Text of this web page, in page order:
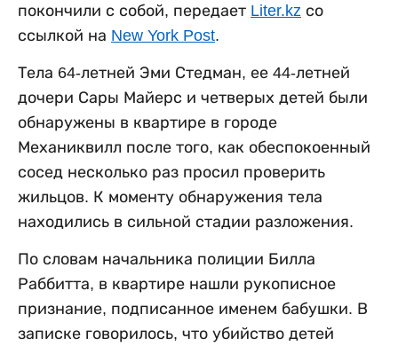
покончили с собой, передает Liter.kz со
ссылкой на New York Post.
Тела 64-летней Эми Стедман, ее 44-летней
дочери Сары Майерс и четверых детей были
обнаружены в квартире в городе
Механиквилл после того, как обеспокоенный
сосед несколько раз просил проверить
жильцов. К моменту обнаружения тела
находились в сильной стадии разложения.
По словам начальника полиции Билла
Раббитта, в квартире нашли рукописное
признание, подписанное именем бабушки. В
записке говорилось, что убийство детей